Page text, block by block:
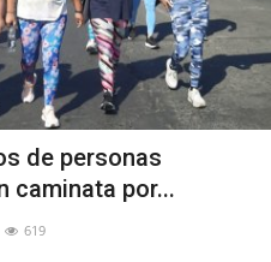
de personas
caminata por...
619